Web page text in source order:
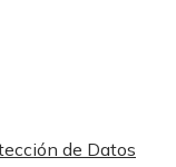
de Datos